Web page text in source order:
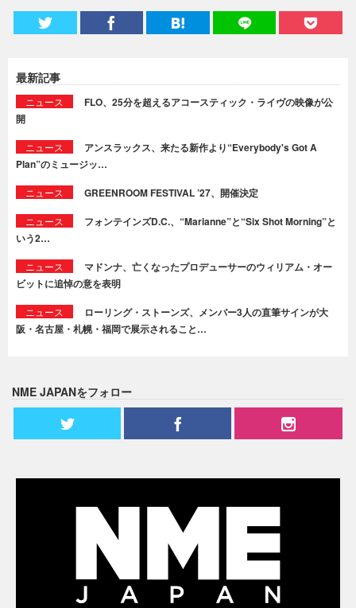
最新記事
ニュース
FLO、25分を超えるアコースティック・ライヴの映像が公
開
ニュース
アンスラックス、来たる新作より“Everybody's Got A
Plan”のミュージッ…
ニュース GREENROOM FESTIVAL ’27、開催決定
ニュース
フォンテインズD.C.、“Marianne”と“Six Shot Morning”と
いう2…
ニュース
マドンナ、亡くなったプロデューサーのウィリアム・オー
ビットに追悼の意を表明
ニュース
ローリング・ストーンズ、メンバー3人の直筆サインが大
阪・名古屋・札幌・福岡で展示されること…
NME JAPANをフォロー